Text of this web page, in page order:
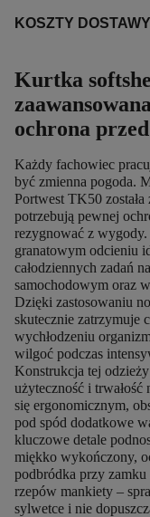
KOSZTY DOSTAWY
Kurtka
ochrona
Każdy fachowiec
być zmienna pogoda.
Portwest TK50
potrzebują pewnej
rezygnować z
granatowym odcieniu
całodziennych zadań
samochodowym oraz
Dzięki zastosowaniu
skutecznie zatrzymuje
wychłodzeniu
wilgoć podczas
Konstrukcja tej
użyteczność i
się ergonomicznym,
pod spód dodatkowe
kluczowe detale
miękko wykończony,
podbródka przy
rzepów mankiety –
sylwetce i nie